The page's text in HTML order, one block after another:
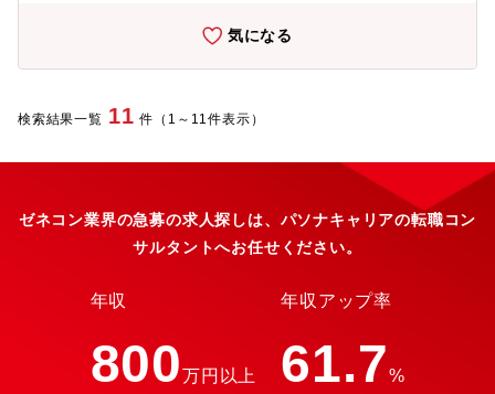
気になる
検索結果一覧 11 件（1～11件表示）
ゼネコン業界の急募の求人探しは、パソナキャリアの転職コン
サルタントへお任せください。
年収
800万円以上
年収アップ率
61.7%